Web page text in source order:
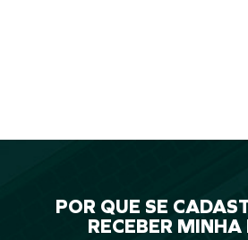
POR QUE SE
RECEBER MINHA